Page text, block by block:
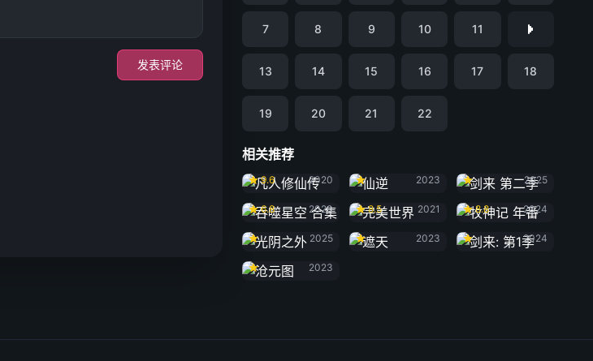
7 8 9 10 11
13 14 15 16 17 18
19 20 21 22
相关推荐
凡人修仙传
9.6
2020
2023
2025
吞噬星空 合集
6.8
2020
完美世界
8.5
2021
牧神记 年番
8.8
2024
光阴之外
2025
遮天
2023
剑来: 第1季
2024
沧元图
2023
发表评论